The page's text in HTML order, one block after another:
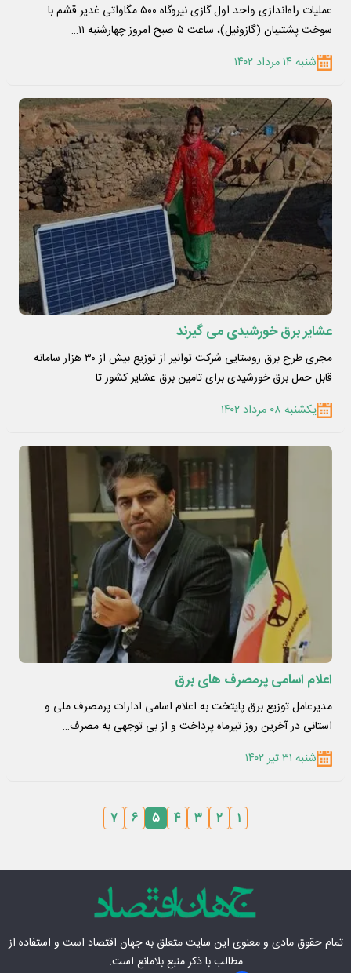
عملیات راه‌اندازی واحد اول گازی نیروگاه ۵۰۰ مگاواتی غدیر قشم با
سوخت پشتیبان (گازوئیل)، ساعت ۵ صبح امروز چهارشنبه ۱۱…
شنبه ۱۴ مرداد ۱۴۰۲
عشایر برق خورشیدی می گیرند
مجری طرح برق روستایی شرکت توانیر از توزیع بیش از ۳۰ هزار سامانه
قابل حمل برق خورشیدی برای تامین برق عشایر کشور تا…
یکشنبه ۰۸ مرداد ۱۴۰۲
اعلام اسامی پرمصرف های برق
مدیرعامل توزیع برق پایتخت به اعلام اسامی ادارات پرمصرف ملی و
استانی در آخرین روز تیرماه پرداخت و از بی توجهی به مصرف…
شنبه ۳۱ تیر ۱۴۰۲
۱ ۲ ۳ ۴ ۵ ۶ ۷
تمام حقوق مادی‌ و معنوی این سایت متعلق بهجهان اقتصاد است و استفاده از
مطالب با ذکر منبع بلامانع است.